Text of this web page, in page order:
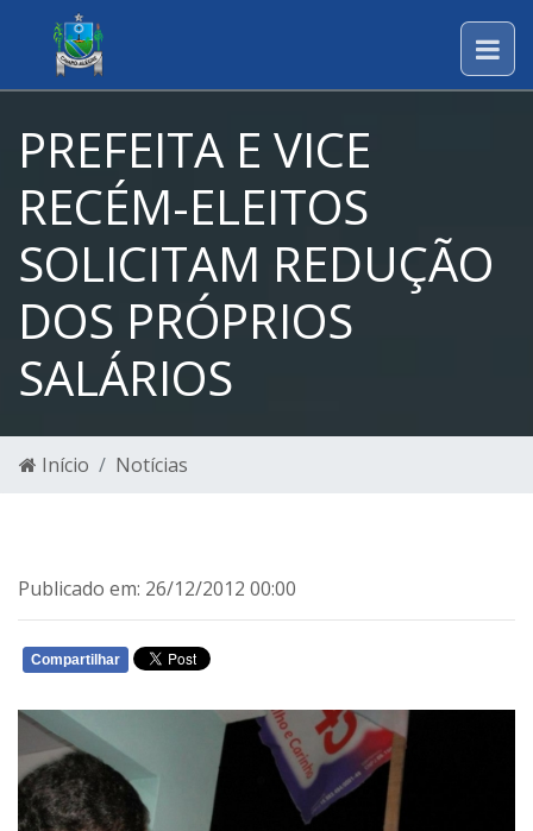
PREFEITA E VICE
RECÉM-ELEITOS
SOLICITAM REDUÇÃO
DOS PRÓPRIOS
SALÁRIOS
Início Notícias
Publicado em: 26/12/2012 00:00
Compartilhar